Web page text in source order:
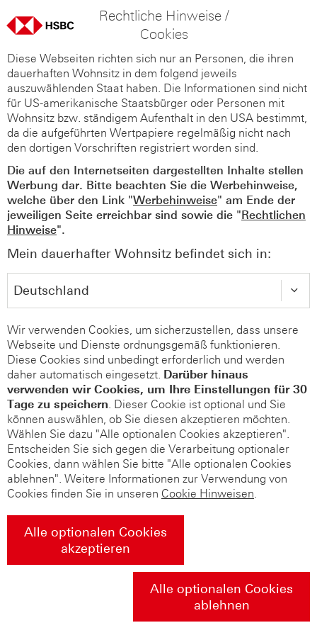
Rechtliche Hinweise /
Cookies
Diese Webseiten richten sich nur an Personen, die ihren
dauerhaften Wohnsitz in dem folgend jeweils
auszuwählenden Staat haben. Die Informationen sind nicht
für US-amerikanische Staatsbürger oder Personen mit
Wohnsitz bzw. ständigem Aufenthalt in den USA bestimmt,
da die aufgeführten Wertpapiere regelmäßig nicht nach
den dortigen Vorschriften registriert worden sind.
Die auf den Internetseiten dargestellten Inhalte stellen
Werbung dar. Bitte beachten Sie die Werbehinweise,
welche über den Link "Werbehinweise" am Ende der
jeweiligen Seite erreichbar sind sowie die "Rechtlichen
Hinweise".
Mein dauerhafter Wohnsitz befindet sich in:
Wir verwenden Cookies, um sicherzustellen, dass unsere
Webseite und Dienste ordnungsgemäß funktionieren.
Diese Cookies sind unbedingt erforderlich und werden
daher automatisch eingesetzt. Darüber hinaus
verwenden wir Cookies, um Ihre Einstellungen für 30
Tage zu speichern. Dieser Cookie ist optional und Sie
können auswählen, ob Sie diesen akzeptieren möchten.
Wählen Sie dazu "Alle optionalen Cookies akzeptieren".
Entscheiden Sie sich gegen die Verarbeitung optionaler
Cookies, dann wählen Sie bitte "Alle optionalen Cookies
ablehnen". Weitere Informationen zur Verwendung von
Cookies finden Sie in unseren Cookie Hinweisen.
Alle optionalen Cookies
akzeptieren
Alle optionalen Cookies
ablehnen